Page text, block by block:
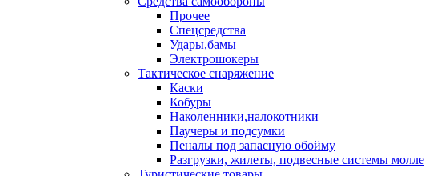
Прочее
Спецсредства
Удары,бамы
Электрошокеры
Тактическое снаряжение
Каски
Кобуры
Наколенники,налокотники
Паучеры и подсумки
Пеналы под запасную обойму
Разгрузки, жилеты, подвесные системы молле